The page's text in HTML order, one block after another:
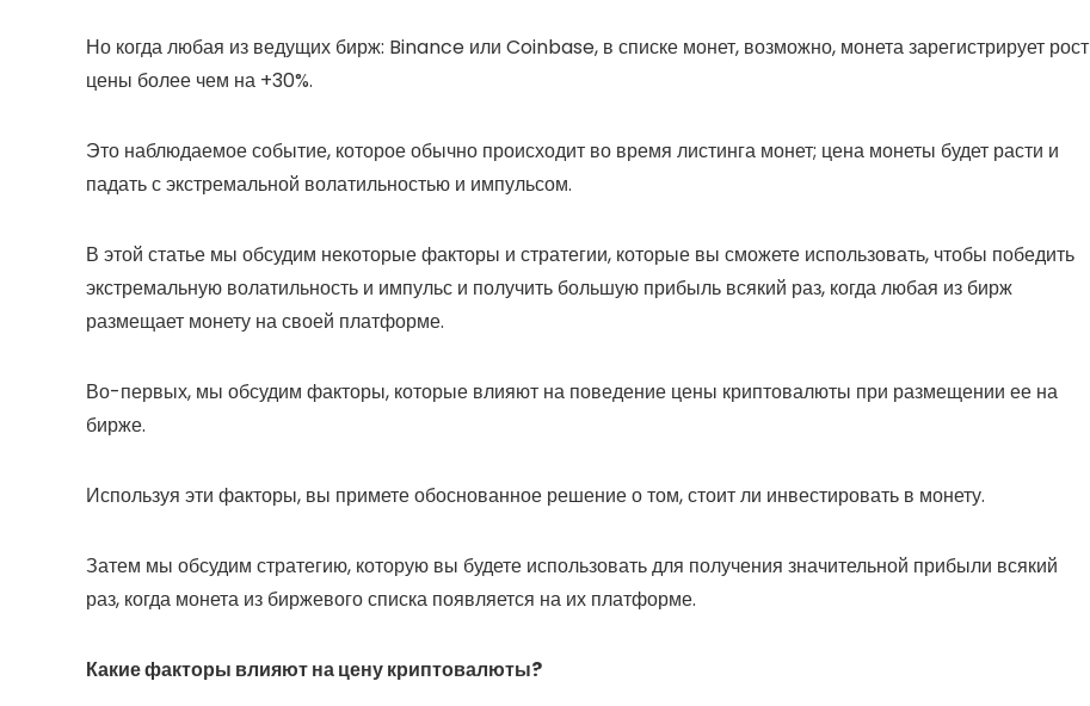
Но когда любая из ведущих бирж: Binance или Coinbase, в списке монет, возможно, монета зарегистрирует рост
цены более чем на +30%.
Это наблюдаемое событие, которое обычно происходит во время листинга монет; цена монеты будет расти и
падать с экстремальной волатильностью и импульсом.
В этой статье мы обсудим некоторые факторы и стратегии, которые вы сможете использовать, чтобы победить
экстремальную волатильность и импульс и получить большую прибыль всякий раз, когда любая из бирж
размещает монету на своей платформе.
Во-первых, мы обсудим факторы, которые влияют на поведение цены криптовалюты при размещении ее на
бирже.
Используя эти факторы, вы примете обоснованное решение о том, стоит ли инвестировать в монету.
Затем мы обсудим стратегию, которую вы будете использовать для получения значительной прибыли всякий
раз, когда монета из биржевого списка появляется на их платформе.
Какие факторы влияют на цену криптовалюты?